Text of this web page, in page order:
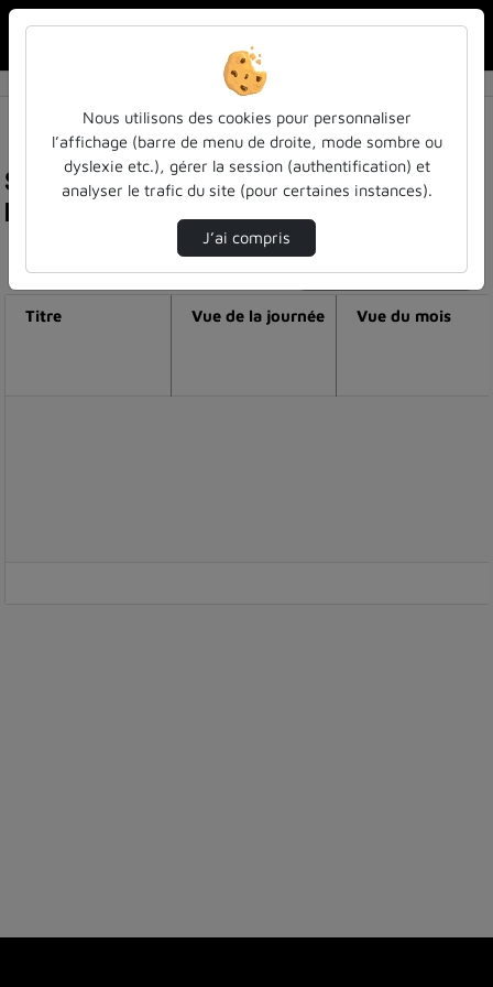
Statistiques de visualisation de la vidéo Hélène
boulanger nous parle d'unys ! (format 16/9)
Modifier la période de visualisation
Titre Vue de la journée Vue du mois
Nous utilisons des cookies pour personnaliser
l’affichage (barre de menu de droite, mode sombre ou
dyslexie etc.), gérer la session (authentification) et
analyser le trafic du site (pour certaines instances).
J’ai compris